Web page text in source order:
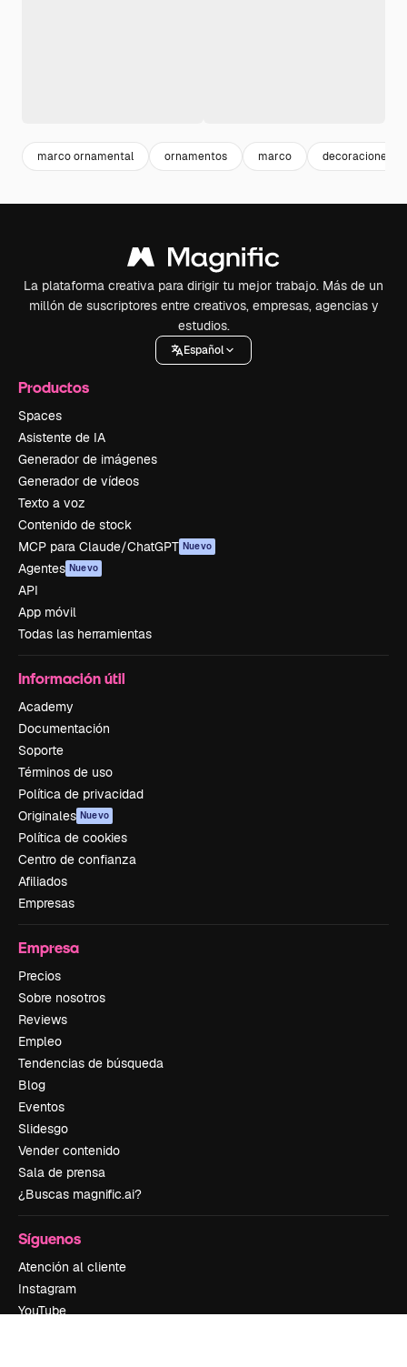
marco ornamental ornamentos marco decoraciones
La plataforma creativa para dirigir tu mejor trabajo. Más de un
millón de suscriptores entre creativos, empresas, agencias y
estudios.
Español
Productos
Spaces
Asistente de IA
Generador de imágenes
Generador de vídeos
Texto a voz
Contenido de stock
MCP para Claude/ChatGPT Nuevo
Agentes Nuevo
API
App móvil
Todas las herramientas
Información útil
Academy
Documentación
Soporte
Términos de uso
Política de privacidad
Originales Nuevo
Política de cookies
Centro de confianza
Afiliados
Empresas
Empresa
Precios
Sobre nosotros
Reviews
Empleo
Tendencias de búsqueda
Blog
Eventos
Slidesgo
Vender contenido
Sala de prensa
¿Buscas magnific.ai?
Síguenos
Atención al cliente
Instagram
YouTube